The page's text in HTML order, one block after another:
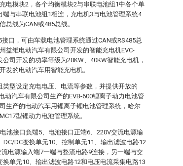
电模块2，各个均衡模块2与串联电池组1中各个单
与串联电池组1相连，充电机3与电池管理系统4
总线为CAN或485总线。
口，可由车载电池管理系统通过CAN或RS485总
益维电动汽车有限公司开发的智能充电机EVC-
司开发的功率等级为20KW、40KW智能充电机，
发的电动汽车用智能充电机。
型设定充电电压、电流等参数，并提供开放的
动汽车有限公司生产的EVB-600锂离子动力电池管
生产的电动汽车用锂离子锂电池管理系统，哈尔
型锂动力电池管理系统。
池接口负端5、电池接口正端6、220V交流电源输
DC/DC变换单元10、控制单元11、输出滤波电路12
电源输入端7一端与整流电路9连接，另一端与交
单元10、输出滤波电路12和电压电流采集电路13